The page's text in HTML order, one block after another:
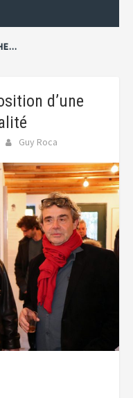
d’une
Guy Roca